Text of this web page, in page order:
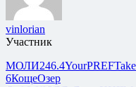
vinlorian
Участник
МОЛИ246.4YourPREFTake
6КощеОзер